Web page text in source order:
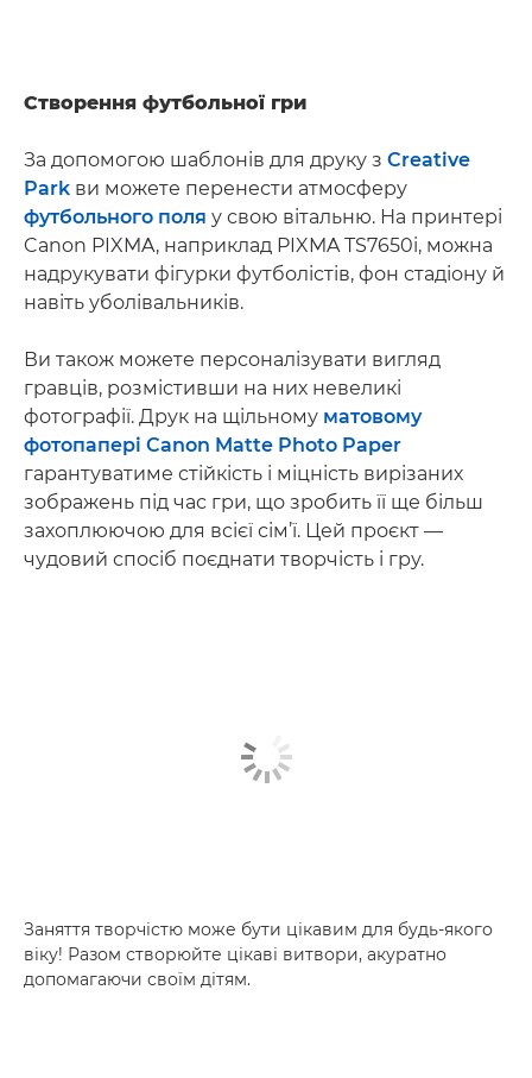
Створення футбольної гри
За допомогою шаблонів для друку з Creative
Park ви можете перенести атмосферу
футбольного поля у свою вітальню. На принтері
Canon PIXMA, наприклад PIXMA TS7650i, можна
надрукувати фігурки футболістів, фон стадіону й
навіть уболівальників.
Ви також можете персоналізувати вигляд
гравців, розмістивши на них невеликі
фотографії. Друк на щільному матовому
фотопапері Canon Matte Photo Paper
гарантуватиме стійкість і міцність вирізаних
зображень під час гри, що зробить її ще більш
захоплюючою для всієї сім’ї. Цей проєкт —
чудовий спосіб поєднати творчість і гру.
Заняття творчістю може бути цікавим для будь-якого
віку! Разом створюйте цікаві витвори, акуратно
допомагаючи своїм дітям.